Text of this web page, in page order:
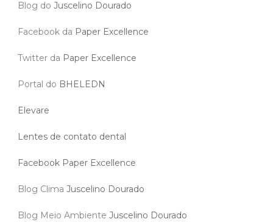
Blog do Juscelino Dourado
Facebook da Paper Excellence
Twitter da Paper Excellence
Portal do BHELEDN
Elevare
Lentes de contato dental
Facebook Paper Excellence
Blog Clima Juscelino Dourado
Blog Meio Ambiente Juscelino Dourado